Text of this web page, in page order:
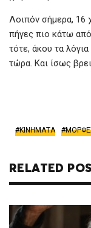
Λοιπόν σήμερα, 16
πήγες πιο κάτω
τότε, άκου τα
τώρα. Και ίσως
ΚΙΝΗΜΑΤΑ
RELATED